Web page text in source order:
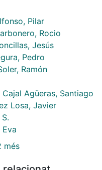
Pilar
Rocio
Jesús
Pedro
Ramón
Cajal Agüeras, Santiago
Losa, Javier
Eva
més